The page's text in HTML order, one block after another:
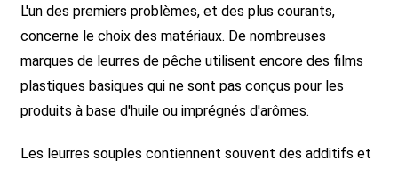
L'un des premiers problèmes, et des plus courants,
concerne le choix des matériaux. De nombreuses
marques de leurres de pêche utilisent encore des films
plastiques basiques qui ne sont pas conçus pour les
produits à base d'huile ou imprégnés d'arômes.
Les leurres souples contiennent souvent des additifs et